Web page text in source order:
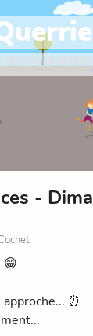
-
😁
⏰